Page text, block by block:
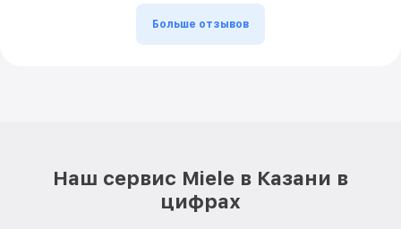
Больше отзывов
Наш сервис Miele в Казани в
цифрах